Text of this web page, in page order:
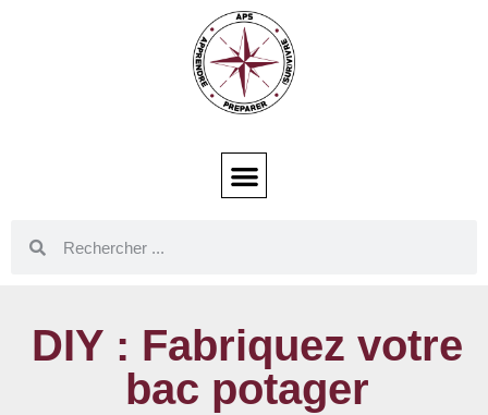
DIY : Fabriquez votre
bac potager